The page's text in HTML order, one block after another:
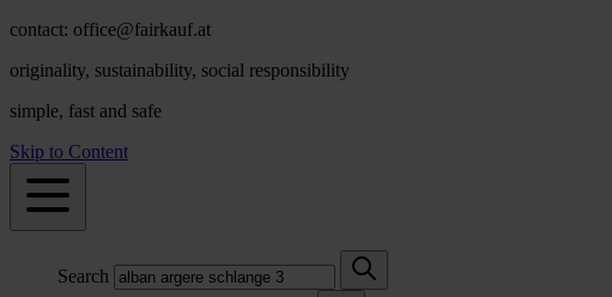
contact: office@fairkauf.at
originality, sustainability, social responsibility
simple, fast and safe
Skip to Content
Search